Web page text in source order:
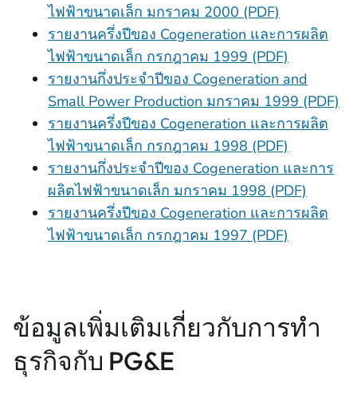
ไฟฟ้าขนาดเล็ก มกราคม 2000 (PDF)
รายงานครึ่งปีของ Cogeneration และการผลิต
ไฟฟ้าขนาดเล็ก กรกฎาคม 1999 (PDF)
รายงานกึ่งประจําปีของ Cogeneration and
Small Power Production มกราคม 1999 (PDF)
รายงานครึ่งปีของ Cogeneration และการผลิต
ไฟฟ้าขนาดเล็ก กรกฎาคม 1998 (PDF)
รายงานกึ่งประจําปีของ Cogeneration และการ
ผลิตไฟฟ้าขนาดเล็ก มกราคม 1998 (PDF)
รายงานครึ่งปีของ Cogeneration และการผลิต
ไฟฟ้าขนาดเล็ก กรกฎาคม 1997 (PDF)
ข้อมูลเพิ่มเติมเกี่ยวกับการทํา
ธุรกิจกับ PG&E